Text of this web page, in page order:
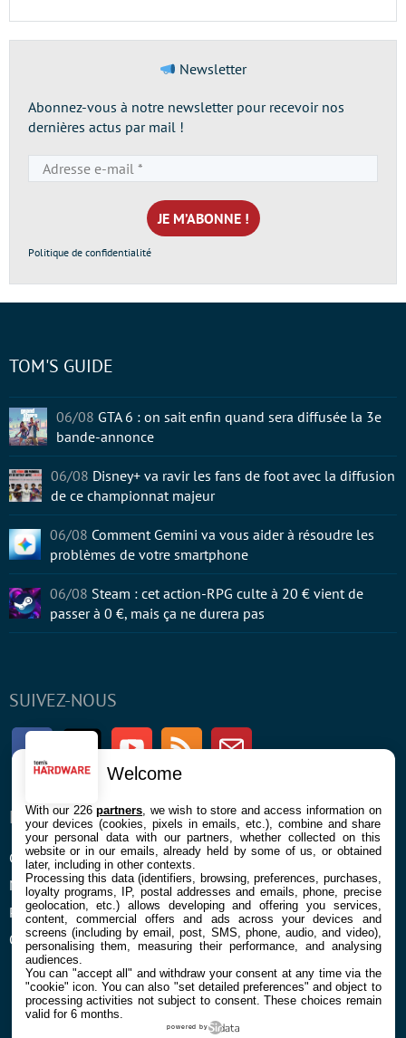
Newsletter
Abonnez-vous à notre newsletter pour recevoir nos
dernières actus par mail !
e-
mail
*
Politique de confidentialité
SUIVEZ-NOUS
FacebookTwitter Youtube RSS Newsletter
ENTREPRISE
Confidentialité et Cookies
Mentions légales et CGU
Préférences Cookies
Qui sommes nous
À PROPOS
Contact
TOM'S GUIDE
06/08 GTA 6 : on sait enfin quand sera diffusée la 3e
bande-annonce
06/08 Disney+ va ravir les fans de foot avec la diffusion
de ce championnat majeur
06/08 Comment Gemini va vous aider à résoudre les
problèmes de votre smartphone
06/08 Steam : cet action-RPG culte à 20 € vient de
passer à 0 €, mais ça ne durera pas
Welcome
With our 226partners , we wish to store and access information on
your devices (cookies, pixels in emails, etc.), combine and share
your personal data with our partners, whether collected on this
website or in our emails, already held by some of us, or obtained
later, including in other contexts.
Processing this data (identifiers, browsing, preferences, purchases,
loyalty programs, IP, postal addresses and emails, phone, precise
geolocation, etc.) allows developing and offering you services,
content, commercial offers and ads across your devices and
screens (including by email, post, SMS, phone, audio, and video),
personalising them, measuring their performance, and analysing
audiences.
You can "accept all" and withdraw your consent at any time via the
"cookie" icon. You can also "set detailed preferences" and object to
processing activities not subject to consent. These choices remain
valid for 6 months.
powered by